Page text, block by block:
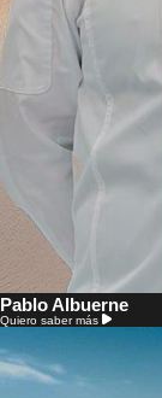
Pablo Albuerne
Quiero saber más